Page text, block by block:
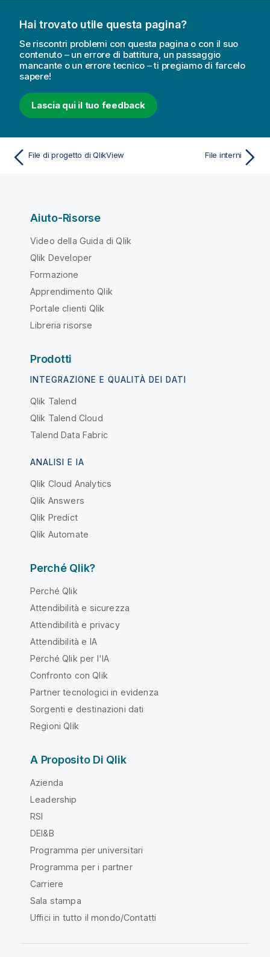
Hai trovato utile questa pagina?
Se riscontri problemi con questa pagina o con il suo
contenuto – un errore di battitura, un passaggio
mancante o un errore tecnico – ti pregiamo di farcelo
sapere!
Lascia qui il tuo feedback
File di progetto di QlikView File interni
Aiuto-Risorse
Video della Guida di Qlik
Qlik Developer
Formazione
Apprendimento Qlik
Portale clienti Qlik
Libreria risorse
Prodotti
INTEGRAZIONE E QUALITÀ DEI DATI
Qlik Talend
Qlik Talend Cloud
Talend Data Fabric
ANALISI E IA
Qlik Cloud Analytics
Qlik Answers
Qlik Predict
Qlik Automate
Perché Qlik?
Perché Qlik
Attendibilità e sicurezza
Attendibilità e privacy
Attendibilità e IA
Perché Qlik per l'IA
Confronto con Qlik
Partner tecnologici in evidenza
Sorgenti e destinazioni dati
Regioni Qlik
A Proposito Di Qlik
Azienda
Leadership
RSI
DEI&B
Programma per universitari
Programma per i partner
Carriere
Sala stampa
Uffici in tutto il mondo/Contatti